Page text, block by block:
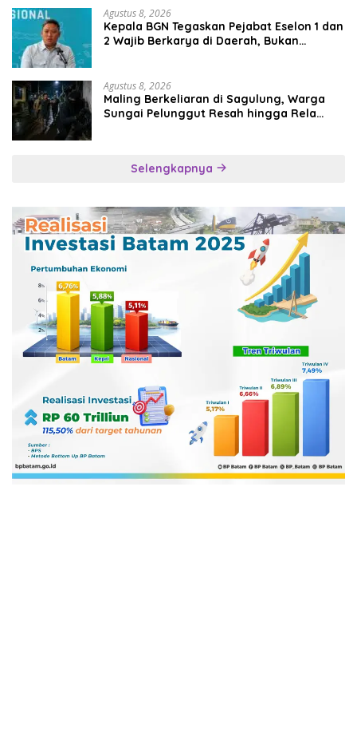
Agustus 8, 2026
Kepala BGN Tegaskan Pejabat Eselon 1 dan
2 Wajib Berkarya di Daerah, Bukan
Agustus 8, 2026
Maling Berkeliaran di Sagulung, Warga
Sungai Pelunggut Resah hingga Rela
Selengkapnya